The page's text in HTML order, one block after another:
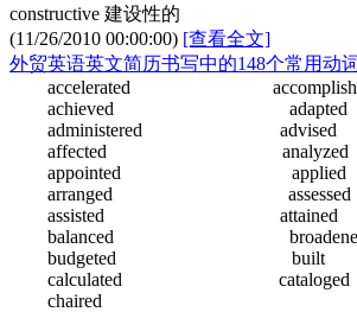
constructive 建设性的
(11/26/2010 00:00:00) [查看全文]
外贸英语英文简历书写中的148个常用动词
accelerated
achieved adapted
administered advised
affected analyzed
appointed applied
arranged assessed
assisted attained
balanced
budgeted built
calculated cataloged
chaired